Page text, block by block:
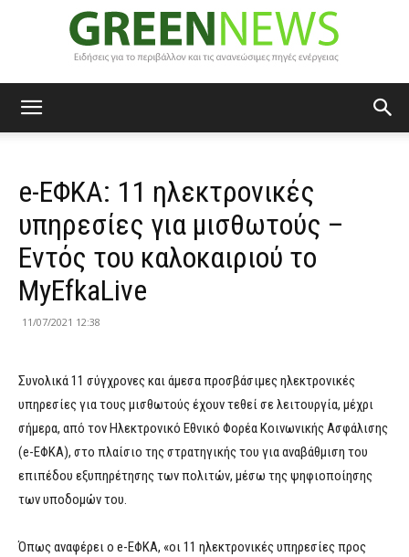
News
e-ΕΦΚΑ: 11 ηλεκτρονικές
υπηρεσίες για μισθωτούς –
Εντός του καλοκαιριού το
MyEfkaLive
11/07/2021 12:38
Συνολικά 11 σύγχρονες και άμεσα προσβάσιμες ηλεκτρονικές
υπηρεσίες για τους μισθωτούς έχουν τεθεί σε λειτουργία, μέχρι
σήμερα, από τον Ηλεκτρονικό Εθνικό Φορέα Κοινωνικής Ασφάλισης
(e-ΕΦΚΑ), στο πλαίσιο της στρατηγικής του για αναβάθμιση του
επιπέδου εξυπηρέτησης των πολιτών, μέσω της ψηφιοποίησης
των υποδομών του.
Όπως αναφέρει ο e-ΕΦΚΑ, «οι 11 ηλεκτρονικές υπηρεσίες προς